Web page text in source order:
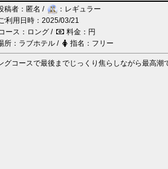
稿者：匿名 /
：レギュラー
利用日時：2025/03/21
ース：ロング /
料金：円
所：ラブホテル /
指名：フリー
グコースで最後までじっくり焦らしながら最高